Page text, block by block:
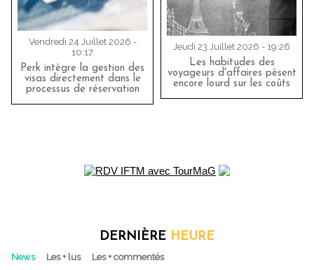
Vendredi 24 Juillet 2026 -
10:17
Perk intègre la gestion des
visas directement dans le
processus de réservation
Jeudi 23 Juillet 2026 - 19:26
Les habitudes des
voyageurs d'affaires pèsent
encore lourd sur les coûts
DERNIÈRE HEURE
News Les + lus Les + commentés